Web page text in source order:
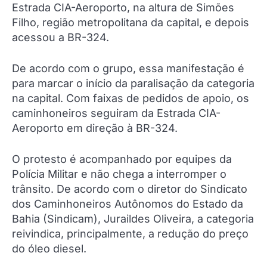
Estrada CIA-Aeroporto, na altura de Simões
Filho, região metropolitana da capital, e depois
acessou a BR-324.
De acordo com o grupo, essa manifestação é
para marcar o início da paralisação da categoria
na capital. Com faixas de pedidos de apoio, os
caminhoneiros seguiram da Estrada CIA-
Aeroporto em direção à BR-324.
O protesto é acompanhado por equipes da
Polícia Militar e não chega a interromper o
trânsito. De acordo com o diretor do Sindicato
dos Caminhoneiros Autônomos do Estado da
Bahia (Sindicam), Juraildes Oliveira, a categoria
reivindica, principalmente, a redução do preço
do óleo diesel.